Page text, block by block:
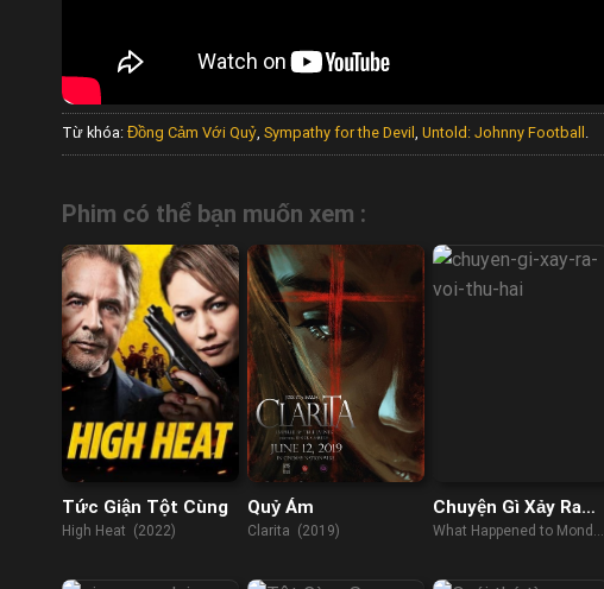
Từ khóa: Đồng Cảm Với Quỷ Sympathy for the Devil Untold: Johnny Football
Phim có thể bạn muốn xem :
Tức Giận Tột Cùng
High Heat (2022)
Quỷ Ám
Clarita (2019)
Chuyện Gì Xảy Ra
Với Thứ Hai
What Happened to Monday